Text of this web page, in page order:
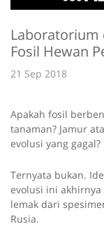
Laboratorium
Fosil Hewan
21 Sep 2018
Apakah fosil
tanaman? Jamur
evolusi yang gagal?
Ternyata bukan.
evolusi ini
lemak dari
Rusia.